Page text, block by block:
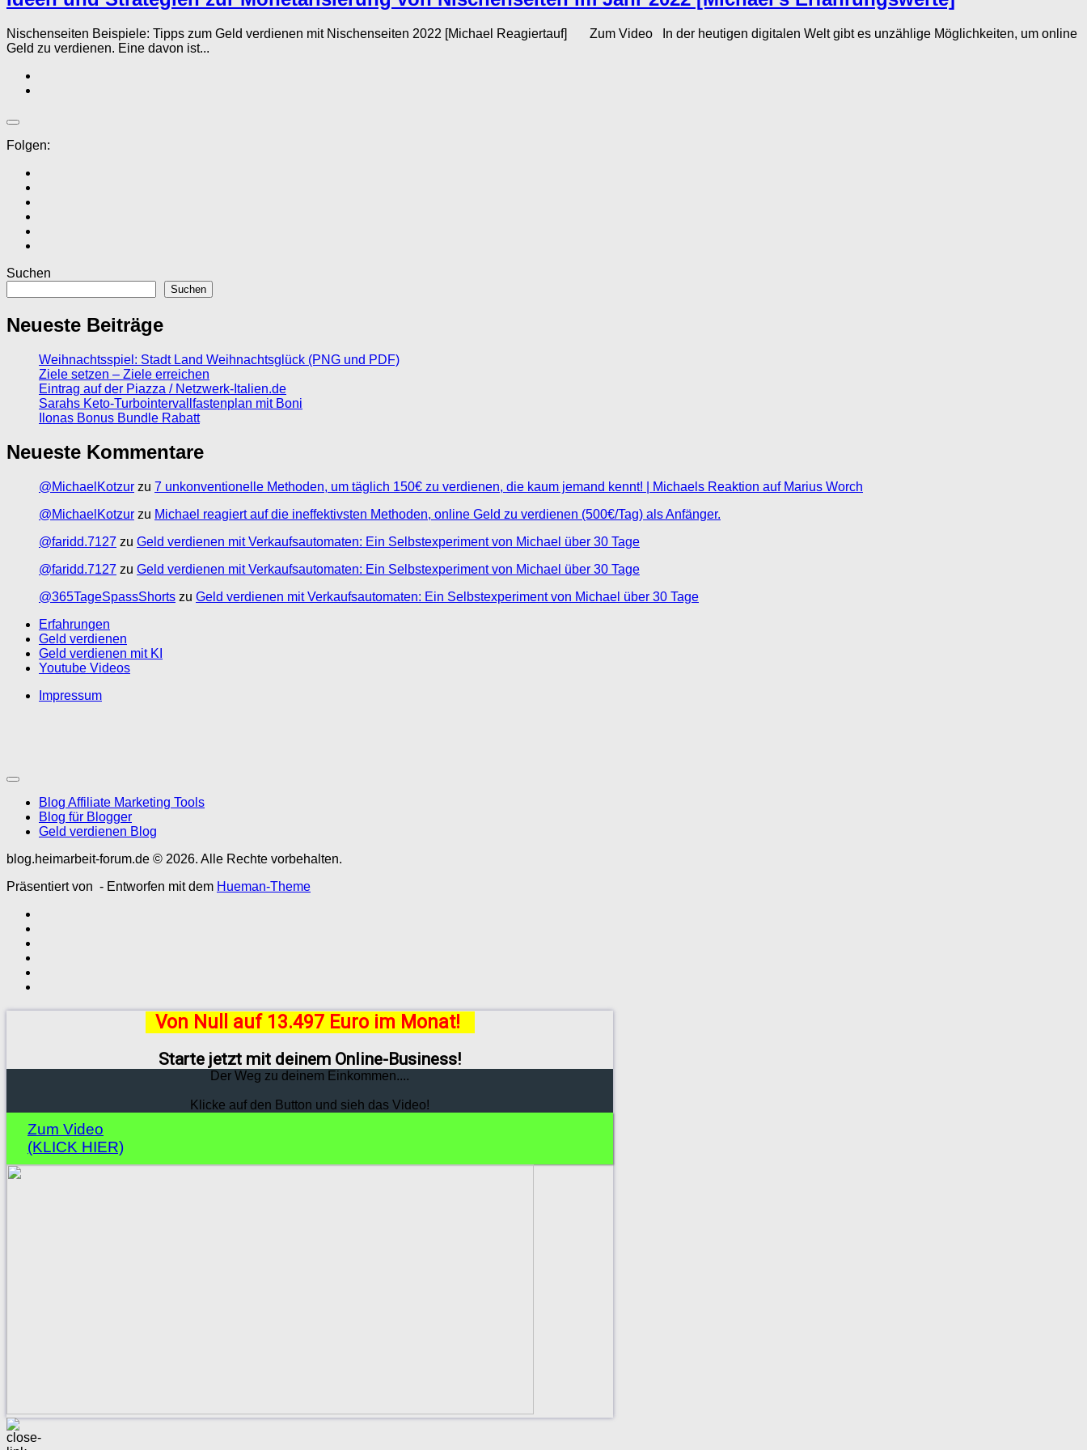
Nischenseiten Beispiele: Tipps zum Geld verdienen mit Nischenseiten 2022 [Michael Reagiertauf] Zum Video In der heutigen digitalen Welt gibt es unzählige Möglichkeiten, um online
Geld zu verdienen. Eine davon ist...
Folgen:
Suchen
Suchen
Neueste Beiträge
Weihnachtsspiel: Stadt Land Weihnachtsglück (PNG und PDF)
Ziele setzen – Ziele erreichen
Eintrag auf der Piazza / Netzwerk-Italien.de
Sarahs Keto-Turbointervallfastenplan mit Boni
Ilonas Bonus Bundle Rabatt
Neueste Kommentare
@MichaelKotzur zu 7 unkonventionelle Methoden, um täglich 150€ zu verdienen, die kaum jemand kennt! | Michaels Reaktion auf Marius Worch
@MichaelKotzur zu Michael reagiert auf die ineffektivsten Methoden, online Geld zu verdienen (500€/Tag) als Anfänger.
@faridd.7127 zu Geld verdienen mit Verkaufsautomaten: Ein Selbstexperiment von Michael über 30 Tage
@faridd.7127 zu Geld verdienen mit Verkaufsautomaten: Ein Selbstexperiment von Michael über 30 Tage
@365TageSpassShorts zu Geld verdienen mit Verkaufsautomaten: Ein Selbstexperiment von Michael über 30 Tage
Erfahrungen
Geld verdienen
Geld verdienen mit KI
Youtube Videos
Impressum
Blog Affiliate Marketing Tools
Blog für Blogger
Geld verdienen Blog
blog.heimarbeit-forum.de © 2026. Alle Rechte vorbehalten.
Präsentiert von - Entworfen mit dem Hueman-Theme
Von Null auf 13.497 Euro im Monat!
Starte jetzt mit deinem Online-Business!
Der Weg zu deinem Einkommen....
Klicke auf den Button und sieh das Video!
Zum Video
(KLICK HIER)